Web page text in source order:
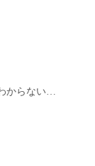
からない…